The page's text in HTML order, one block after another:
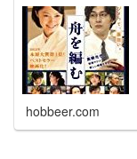
hobbeer.com